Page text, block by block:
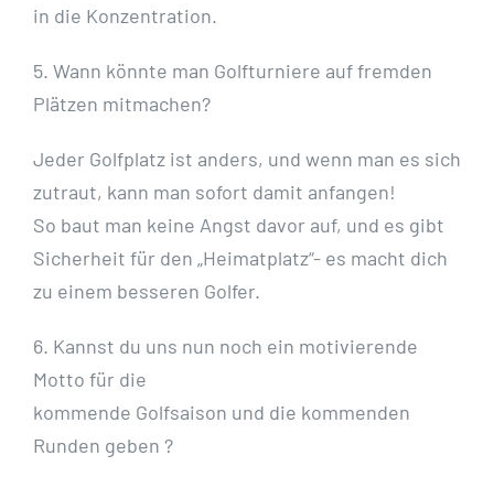
in die Konzentration.
5. Wann könnte man Golfturniere auf fremden
Plätzen mitmachen?
Jeder Golfplatz ist anders, und wenn man es sich
zutraut, kann man sofort damit anfangen!
So baut man keine Angst davor auf, und es gibt
Sicherheit für den „Heimatplatz“- es macht dich
zu einem besseren Golfer.
6. Kannst du uns nun noch ein motivierende
Motto für die
kommende Golfsaison und die kommenden
Runden geben ?